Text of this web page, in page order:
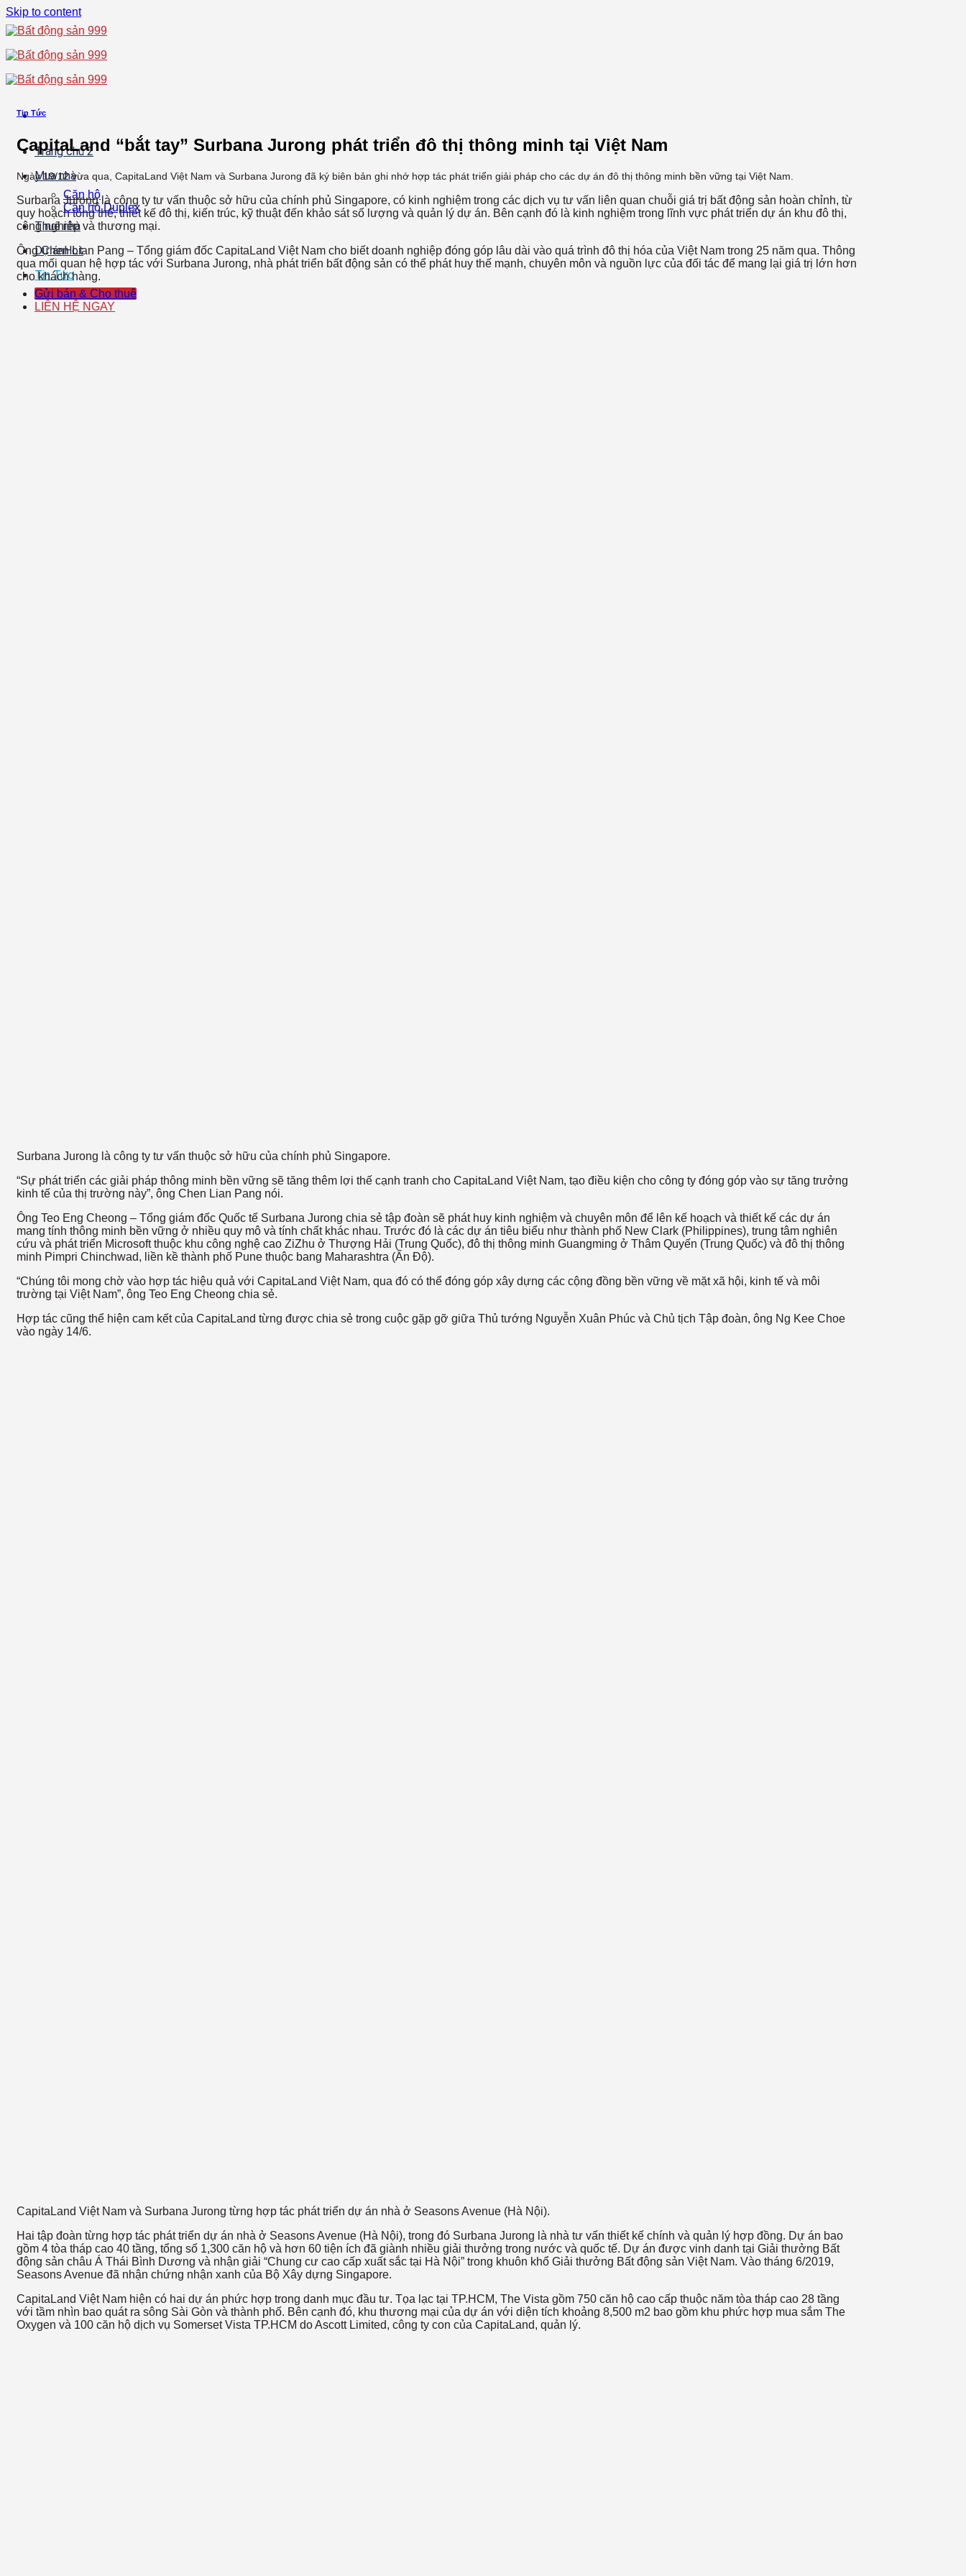
Skip to content
Trang chủ 2
Mua nhà
Căn hộ
Căn hộ Duplex
Thuê nhà
Dự án
Tin Tức
Gửi bán & Cho thuê
LIÊN HỆ NGAY
Tin Tức
CapitaLand “bắt tay” Surbana Jurong phát triển đô thị thông minh tại Việt Nam
Ngày 19/12 vừa qua, CapitaLand Việt Nam và Surbana Jurong đã ký biên bản ghi nhớ hợp tác phát triển giải pháp cho các dự án đô thị thông minh bền vững tại Việt Nam.
Surbana Jurong là công ty tư vấn thuộc sở hữu của chính phủ Singapore, có kinh nghiệm trong các dịch vụ tư vấn liên quan chuỗi giá trị bất động sản hoàn chỉnh, từ
quy hoạch tổng thể, thiết kế đô thị, kiến trúc, kỹ thuật đến khảo sát số lượng và quản lý dự án. Bên cạnh đó là kinh nghiệm trong lĩnh vực phát triển dự án khu đô thị,
công nghiệp và thương mại.
Ông Chen Lian Pang – Tổng giám đốc CapitaLand Việt Nam cho biết doanh nghiệp đóng góp lâu dài vào quá trình đô thị hóa của Việt Nam trong 25 năm qua. Thông
qua mối quan hệ hợp tác với Surbana Jurong, nhà phát triển bất động sản có thể phát huy thế mạnh, chuyên môn và nguồn lực của đối tác để mang lại giá trị lớn hơn
cho khách hàng.
Surbana Jurong là công ty tư vấn thuộc sở hữu của chính phủ Singapore.
“Sự phát triển các giải pháp thông minh bền vững sẽ tăng thêm lợi thế cạnh tranh cho CapitaLand Việt Nam, tạo điều kiện cho công ty đóng góp vào sự tăng trưởng
kinh tế của thị trường này”, ông Chen Lian Pang nói.
Ông Teo Eng Cheong – Tổng giám đốc Quốc tế Surbana Jurong chia sẻ tập đoàn sẽ phát huy kinh nghiệm và chuyên môn để lên kế hoạch và thiết kế các dự án
mang tính thông minh bền vững ở nhiều quy mô và tính chất khác nhau. Trước đó là các dự án tiêu biểu như thành phố New Clark (Philippines), trung tâm nghiên
cứu và phát triển Microsoft thuộc khu công nghệ cao ZiZhu ở Thượng Hải (Trung Quốc), đô thị thông minh Guangming ở Thâm Quyến (Trung Quốc) và đô thị thông
minh Pimpri Chinchwad, liền kề thành phố Pune thuộc bang Maharashtra (Ấn Độ).
“Chúng tôi mong chờ vào hợp tác hiệu quả với CapitaLand Việt Nam, qua đó có thể đóng góp xây dựng các cộng đồng bền vững về mặt xã hội, kinh tế và môi
trường tại Việt Nam”, ông Teo Eng Cheong chia sẻ.
Hợp tác cũng thể hiện cam kết của CapitaLand từng được chia sẻ trong cuộc gặp gỡ giữa Thủ tướng Nguyễn Xuân Phúc và Chủ tịch Tập đoàn, ông Ng Kee Choe
vào ngày 14/6.
CapitaLand Việt Nam và Surbana Jurong từng hợp tác phát triển dự án nhà ở Seasons Avenue (Hà Nội).
Hai tập đoàn từng hợp tác phát triển dự án nhà ở Seasons Avenue (Hà Nội), trong đó Surbana Jurong là nhà tư vấn thiết kế chính và quản lý hợp đồng. Dự án bao
gồm 4 tòa tháp cao 40 tầng, tổng số 1,300 căn hộ và hơn 60 tiện ích đã giành nhiều giải thưởng trong nước và quốc tế. Dự án được vinh danh tại Giải thưởng Bất
động sản châu Á Thái Bình Dương và nhận giải “Chung cư cao cấp xuất sắc tại Hà Nội” trong khuôn khổ Giải thưởng Bất động sản Việt Nam. Vào tháng 6/2019,
Seasons Avenue đã nhận chứng nhận xanh của Bộ Xây dựng Singapore.
CapitaLand Việt Nam hiện có hai dự án phức hợp trong danh mục đầu tư. Tọa lạc tại TP.HCM, The Vista gồm 750 căn hộ cao cấp thuộc năm tòa tháp cao 28 tầng
với tầm nhìn bao quát ra sông Sài Gòn và thành phố. Bên cạnh đó, khu thương mại của dự án với diện tích khoảng 8,500 m2 bao gồm khu phức hợp mua sắm The
Oxygen và 100 căn hộ dịch vụ Somerset Vista TP.HCM do Ascott Limited, công ty con của CapitaLand, quản lý.